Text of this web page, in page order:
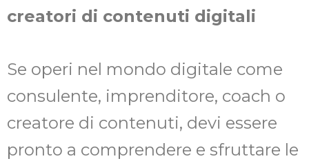
creatori di contenuti digitali
Se operi nel mondo digitale come
consulente, imprenditore, coach o
creatore di contenuti, devi essere
pronto a comprendere e sfruttare le